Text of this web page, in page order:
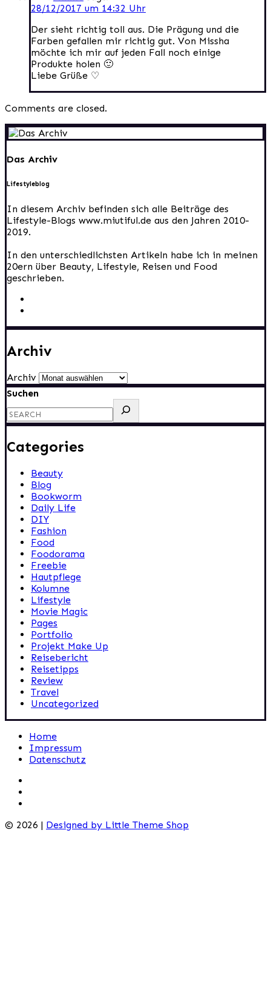
28/12/2017 um 14:32 Uhr
Der sieht richtig toll aus. Die Prägung und die
Farben gefallen mir richtig gut. Von Missha
möchte ich mir auf jeden Fall noch einige
Produkte holen 🙂
Liebe Grüße ♡
Comments are closed.
Das Archiv
Lifestyleblog
In diesem Archiv befinden sich alle Beiträge des
Lifestyle-Blogs www.miutiful.de aus den Jahren 2010-
2019.
In den unterschiedlichsten Artikeln habe ich in meinen
20ern über Beauty, Lifestyle, Reisen und Food
geschrieben.
Archiv
Archiv
Suchen
Categories
Beauty
Blog
Bookworm
Daily Life
DIY
Fashion
Food
Foodorama
Freebie
Hautpflege
Kolumne
Lifestyle
Movie Magic
Pages
Portfolio
Projekt Make Up
Reisebericht
Reisetipps
Review
Travel
Uncategorized
Home
Impressum
Datenschutz
© 2026 | Designed by Little Theme Shop